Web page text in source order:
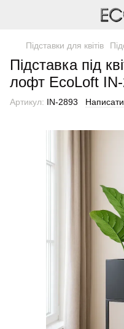
Підставки для квітів
Підставка під
лофт EcoLoft
Артикул: IN-2893 Написати